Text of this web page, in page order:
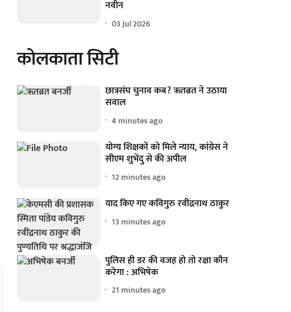
नवीन
03 Jul 2026
कोलकाता सिटी
छात्रसंघ चुनाव कब? ऋतब्रत ने उठाया
सवाल
4 minutes ago
योग्य शिक्षकों को मिले न्याय, कांग्रेस ने
सीएम शुभेंदु से की अपील
12 minutes ago
याद किए गए कविगुरु रवींद्रनाथ ठाकुर
13 minutes ago
पुलिस ही डर की वजह हो तो रक्षा कौन
करेगा : अभिषेक
21 minutes ago